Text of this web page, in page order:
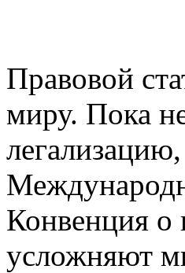
Правовой
миру. Пока
Конвенция о
усложняют